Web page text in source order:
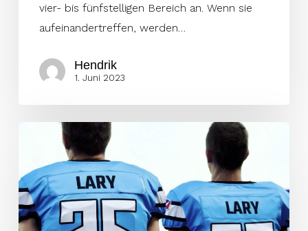
vier- bis fünfstelligen Bereich an. Wenn sie
aufeinandertreffen, werden…
Hendrik
1. Juni 2023
Brüderpaare
der
ELF